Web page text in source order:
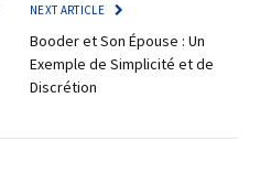
NEXT ARTICLE
Booder et Son Épouse : Un
Exemple de Simplicité et de
Discrétion